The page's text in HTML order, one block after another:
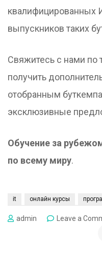
квалифицированных
выпускников таких
Свяжитесь с нами по
получить
отобранным
эксклюзивные
Обучение за
по всему миру.
it онлайн курсы
admin Leave a